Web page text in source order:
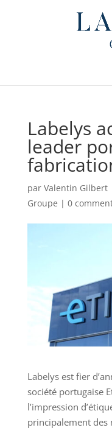
Labelys
leader
par Valentin Gilbert
Groupe | 0
Labelys est fier
société portugaise
l’impression
principalement des